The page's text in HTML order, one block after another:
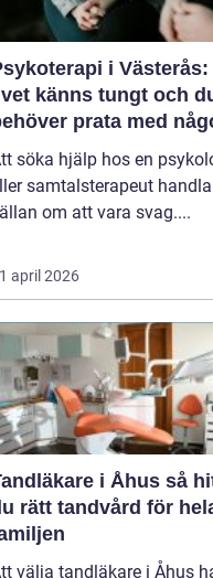
i Västerås:
känns tungt och
prata med
söka hjälp hos en
samtalsterapeut
om att vara svag....
april 2026
i Åhus så hittar
rätt tandvård för
välja tandläkare i Åhus